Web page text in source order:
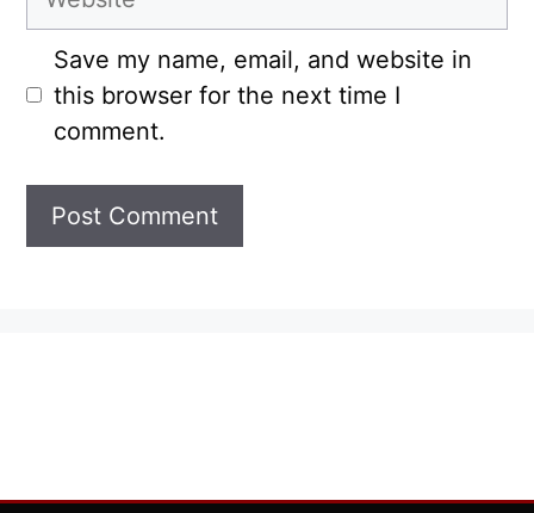
Save my name, email, and website in
this browser for the next time I
comment.